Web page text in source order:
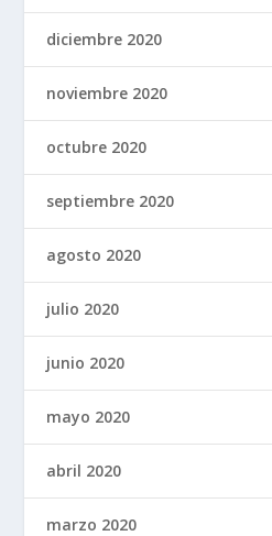
diciembre 2020
noviembre 2020
octubre 2020
septiembre 2020
agosto 2020
julio 2020
junio 2020
mayo 2020
abril 2020
marzo 2020